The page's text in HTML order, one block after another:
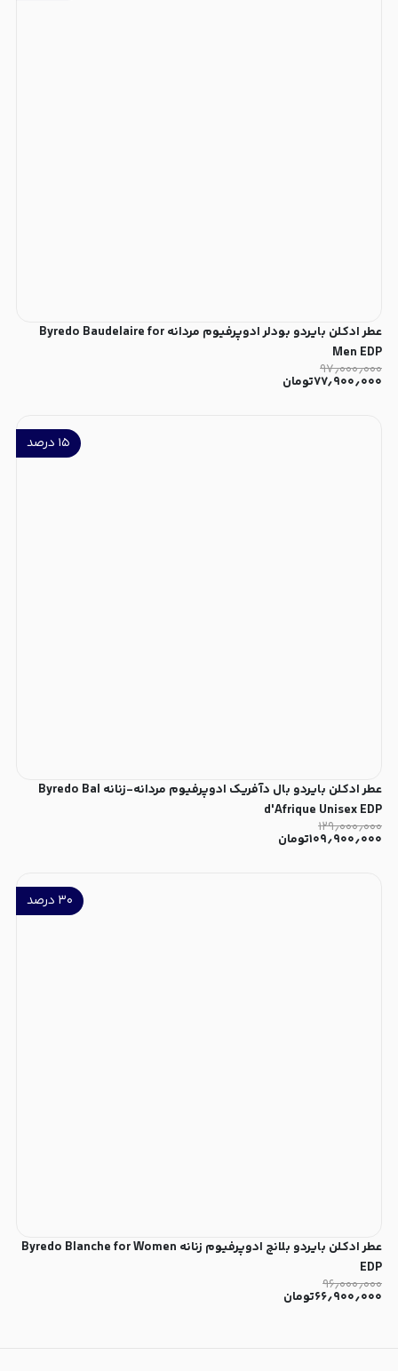
عطر ادکلن بایردو بودلر ادوپرفیوم مردانه Byredo Baudelaire for
Men EDP
۹۷٫۰۰۰٫۰۰۰
۷۷٫۹۰۰٫۰۰۰تومان
۱۵ درصد
عطر ادکلن بایردو بال دآفریک ادوپرفیوم مردانه-زنانه Byredo Bal
d'Afrique Unisex EDP
۱۲۹٫۰۰۰٫۰۰۰
۱۰۹٫۹۰۰٫۰۰۰تومان
۳۰ درصد
عطر ادکلن بایردو بلانچ ادوپرفیوم زنانه Byredo Blanche for Women
EDP
۹۶٫۰۰۰٫۰۰۰
۶۶٫۹۰۰٫۰۰۰تومان